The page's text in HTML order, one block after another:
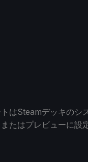
はSteamデッキのシ
たはプレビューに設